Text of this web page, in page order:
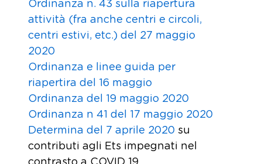
Ordinanza n. 43 sulla riapertura
attività (fra anche centri e circoli,
centri estivi, etc.) del 27 maggio
2020
Ordinanza e linee guida per
riapertira del 16 maggio
Ordinanza del 19 maggio 2020
Ordinanza n 41 del 17 maggio 2020
Determina del 7 aprile 2020 su
contributi agli Ets impegnati nel